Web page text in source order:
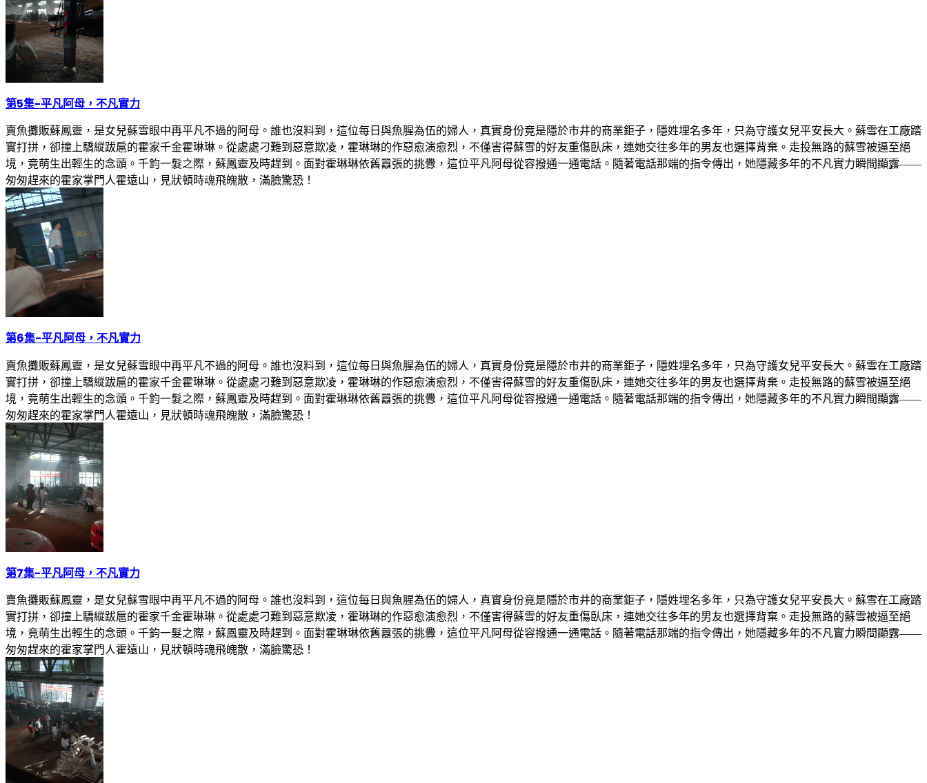
第5集-平凡阿母，不凡實力
賣魚攤販蘇鳳靈，是女兒蘇雪眼中再平凡不過的阿母。誰也沒料到，這位每日與魚腥為伍的婦人，真實身份竟是隱於市井的商業鉅子，隱姓埋名多年，只為守護女兒平安長大。蘇雪在工廠踏
實打拼，卻撞上驕縱跋扈的霍家千金霍琳琳。從處處刁難到惡意欺凌，霍琳琳的作惡愈演愈烈，不僅害得蘇雪的好友重傷臥床，連她交往多年的男友也選擇背棄。走投無路的蘇雪被逼至絕
境，竟萌生出輕生的念頭。千鈞一髮之際，蘇鳳靈及時趕到。面對霍琳琳依舊囂張的挑釁，這位平凡阿母從容撥通一通電話。隨著電話那端的指令傳出，她隱藏多年的不凡實力瞬間顯露——
匆匆趕來的霍家掌門人霍遠山，見狀頓時魂飛魄散，滿臉驚恐！
第6集-平凡阿母，不凡實力
賣魚攤販蘇鳳靈，是女兒蘇雪眼中再平凡不過的阿母。誰也沒料到，這位每日與魚腥為伍的婦人，真實身份竟是隱於市井的商業鉅子，隱姓埋名多年，只為守護女兒平安長大。蘇雪在工廠踏
實打拼，卻撞上驕縱跋扈的霍家千金霍琳琳。從處處刁難到惡意欺凌，霍琳琳的作惡愈演愈烈，不僅害得蘇雪的好友重傷臥床，連她交往多年的男友也選擇背棄。走投無路的蘇雪被逼至絕
境，竟萌生出輕生的念頭。千鈞一髮之際，蘇鳳靈及時趕到。面對霍琳琳依舊囂張的挑釁，這位平凡阿母從容撥通一通電話。隨著電話那端的指令傳出，她隱藏多年的不凡實力瞬間顯露——
匆匆趕來的霍家掌門人霍遠山，見狀頓時魂飛魄散，滿臉驚恐！
第7集-平凡阿母，不凡實力
賣魚攤販蘇鳳靈，是女兒蘇雪眼中再平凡不過的阿母。誰也沒料到，這位每日與魚腥為伍的婦人，真實身份竟是隱於市井的商業鉅子，隱姓埋名多年，只為守護女兒平安長大。蘇雪在工廠踏
實打拼，卻撞上驕縱跋扈的霍家千金霍琳琳。從處處刁難到惡意欺凌，霍琳琳的作惡愈演愈烈，不僅害得蘇雪的好友重傷臥床，連她交往多年的男友也選擇背棄。走投無路的蘇雪被逼至絕
境，竟萌生出輕生的念頭。千鈞一髮之際，蘇鳳靈及時趕到。面對霍琳琳依舊囂張的挑釁，這位平凡阿母從容撥通一通電話。隨著電話那端的指令傳出，她隱藏多年的不凡實力瞬間顯露——
匆匆趕來的霍家掌門人霍遠山，見狀頓時魂飛魄散，滿臉驚恐！